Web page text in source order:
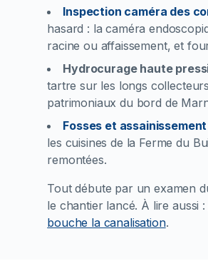
Inspection caméra des
hasard : la caméra
racine ou affaissement, et
Hydrocurage haute
tartre sur les longs
patrimoniaux du bord de
Fosses et
les cuisines de la Ferme du
remontées.
Tout débute par un examen
le chantier lancé. À lire aussi :
bouche la canalisation.